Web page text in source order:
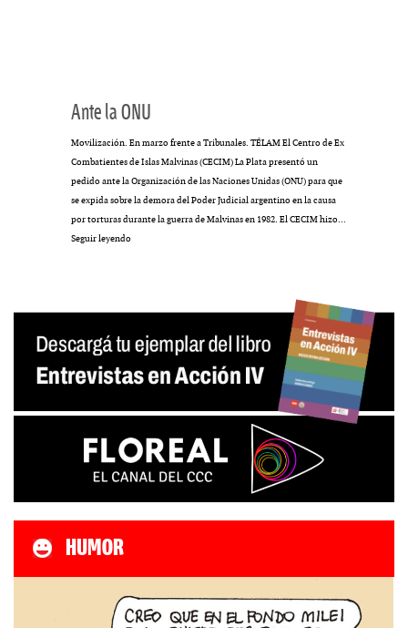
Ante la ONU
Movilización. En marzo frente a Tribunales. TÉLAM El Centro de Ex
Combatientes de Islas Malvinas (CECIM) La Plata presentó un
pedido ante la Organización de las Naciones Unidas (ONU) para que
se expida sobre la demora del Poder Judicial argentino en la causa
por torturas durante la guerra de Malvinas en 1982. El CECIM hizo…
Seguir leyendola
HUMOR